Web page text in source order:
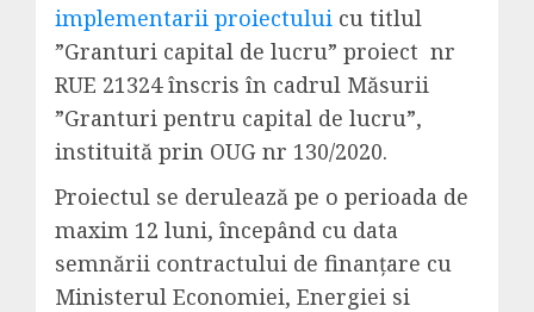
implementarii proiectului cu titlul
”Granturi capital de lucru” proiect nr
RUE 21324 înscris în cadrul Măsurii
”Granturi pentru capital de lucru”,
instituită prin OUG nr 130/2020.
Proiectul se derulează pe o perioada de
maxim 12 luni, începând cu data
semnării contractului de finanțare cu
Ministerul Economiei, Energiei si